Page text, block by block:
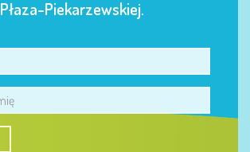
Płaza-Piekarzewskiej.